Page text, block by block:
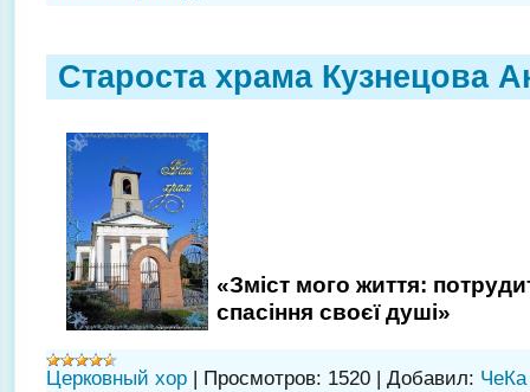
Староста храма Кузнецова
«Зміст мого життя:
спасіння своєї душі»
Церковный хор Просмотров: 1520 Добавил: ЧеКа